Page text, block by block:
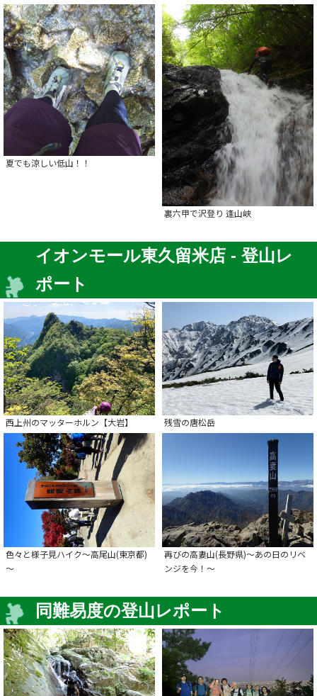
夏でも涼しい低山！！
裏六甲で沢登り 逢山峡
イオンモール東久留米店 - 登山レ
ポート
西上州のマッターホルン【大岩】 残雪の唐松岳
色々と様子見ハイク～高尾山(東京都)
～
再びの高妻山(長野県)～あの日のリベ
ンジを今！～
同難易度の登山レポート